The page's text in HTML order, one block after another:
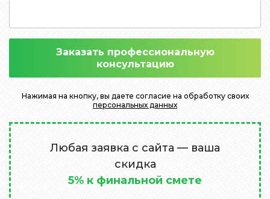
Заказать профессиональную
консультацию
Нажимая на кнопку, вы даете согласие на обработку своих
персональных данных
Любая заявка с сайта — ваша
скидка
5% к финальной смете